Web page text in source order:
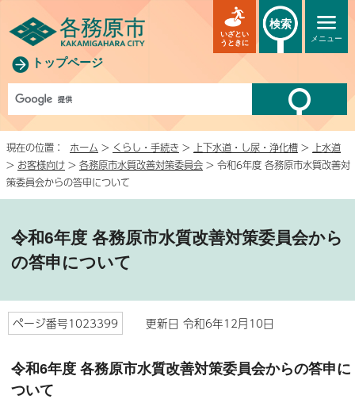
トップページ
メニュー
いざとい
うときに
検索
現在の位置： ホーム > くらし・手続き > 上下水道・し尿・浄化槽 > 上水道
> お客様向け > 各務原市水質改善対策委員会 > 令和6年度 各務原市水質改善対
策委員会からの答申について
令和6年度 各務原市水質改善対策委員会から
の答申について
ページ番号1023399 更新日 令和6年12月10日
令和6年度 各務原市水質改善対策委員会からの答申に
ついて